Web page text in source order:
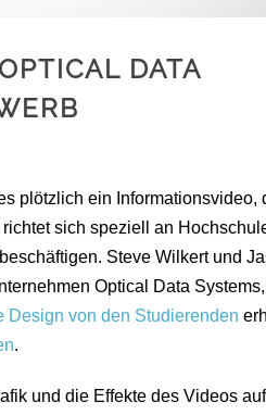
DATA
plötzlich ein Informationsvideo,
sich speziell an
Steve Wilkert und
Optical Data
Design von den Studierenden
.
und die Effekte des Videos